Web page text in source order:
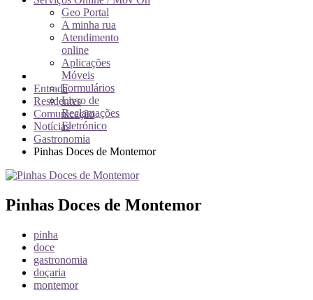
Geo Portal
A minha rua
Atendimento
online
Aplicações
Móveis
Formulários
Livro de
Reclamações
Eletrónico
Entrada
Residentes
Comunicação
Notícias
Gastronomia
Pinhas Doces de Montemor
Pinhas Doces de Montemor
pinha
doce
gastronomia
doçaria
montemor